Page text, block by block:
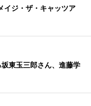
イジ・ザ・キャッツア
東玉三郎さん、進藤学